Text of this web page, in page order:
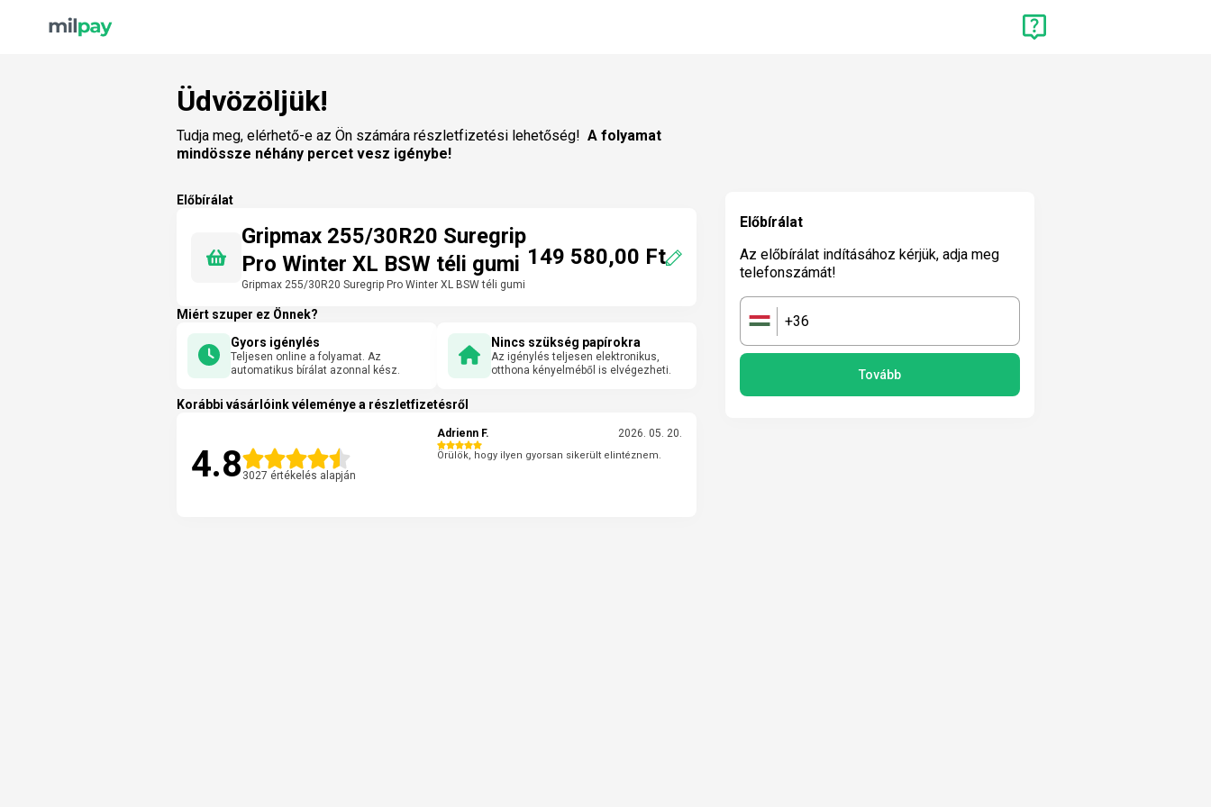
Üdvözöljük!
Tudja meg, elérhető-e az Ön számára részletfizetési lehetőség! A folyamat
mindössze néhány percet vesz igénybe!
Előbírálat
Gripmax 255/30R20 Suregrip
Pro Winter XL BSW téli gumi
Gripmax 255/30R20 Suregrip Pro Winter XL BSW téli gumi
149 580,00 Ft
Miért szuper ez Önnek?
Gyors igénylés
Teljesen online a folyamat. Az
automatikus bírálat azonnal kész.
Nincs szükség papírokra
Az igénylés teljesen elektronikus,
otthona kényelméből is elvégezheti.
Korábbi vásárlóink véleménye a részletfizetésről
4.8 3027 értékelés alapján
Adrienn F. 2026. 05. 20.
Örülök, hogy ilyen gyorsan sikerült elintéznem.
Előbírálat
Az előbírálat indításához kérjük, adja meg
telefonszámát!
🇭🇺 +36
Tovább